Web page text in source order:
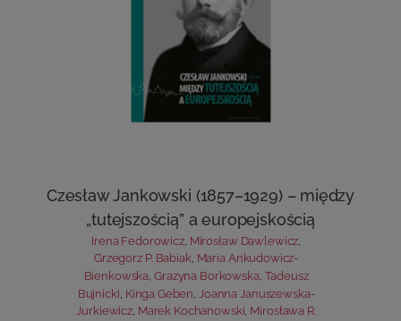
Czesław Jankowski (1857–1929) – między
„tutejszością” a europejskością
Irena Fedorowicz, Mirosław Dawlewicz
Grzegorz P. Babiak, Maria Ankudowicz-
Bienkowska,Grazyna Borkowska, Tadeusz
Bujnicki Kinga Geben Joanna Januszewska-
Jurkiewicz, Marek Kochanowski, Mirosława R.